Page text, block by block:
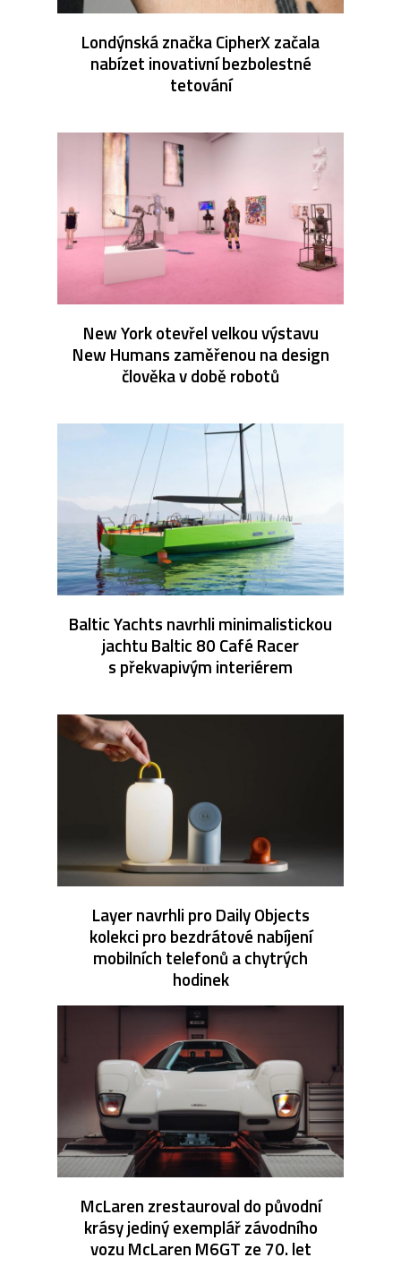
Londýnská značka CipherX začala
nabízet inovativní bezbolestné
tetování
New York otevřel velkou výstavu
New Humans zaměřenou na design
člověka v době robotů
Baltic Yachts navrhli minimalistickou
jachtu Baltic 80 Café Racer
s překvapivým interiérem
Layer navrhli pro Daily Objects
kolekci pro bezdrátové nabíjení
mobilních telefonů a chytrých
hodinek
McLaren zrestauroval do původní
krásy jediný exemplář závodního
vozu McLaren M6GT ze 70. let